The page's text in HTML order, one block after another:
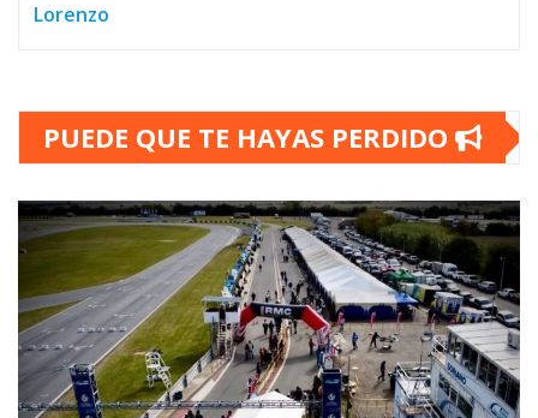
Lorenzo
PUEDE QUE TE HAYAS PERDIDO